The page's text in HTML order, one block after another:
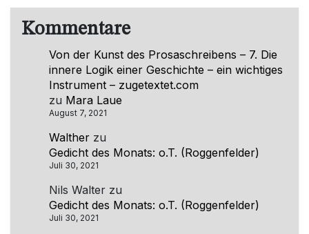
Kommentare
Von der Kunst des Prosaschreibens – 7. Die
innere Logik einer Geschichte – ein wichtiges
Instrument – zugetextet.com
zu Mara Laue
August 7, 2021
Walther zu
Gedicht des Monats: o.T. (Roggenfelder)
Juli 30, 2021
Nils Walter zu
Gedicht des Monats: o.T. (Roggenfelder)
Juli 30, 2021